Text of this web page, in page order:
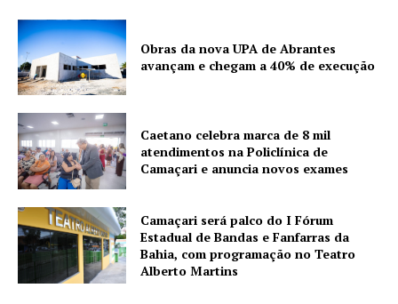
Obras da nova UPA de Abrantes
avançam e chegam a 40% de execução
Caetano celebra marca de 8 mil
atendimentos na Policlínica de
Camaçari e anuncia novos exames
Camaçari será palco do I Fórum
Estadual de Bandas e Fanfarras da
Bahia, com programação no Teatro
Alberto Martins